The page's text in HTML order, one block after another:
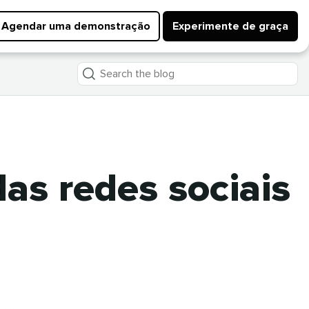
Agendar uma demonstração Experimente de graça
Search
the
redes sociais